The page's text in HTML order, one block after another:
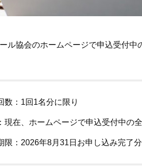
ル協会のホームページで申込受付
数：1回1名分に限り
現在、ホームページで申込受付中の
限：2026年8月31日お申し込み完了